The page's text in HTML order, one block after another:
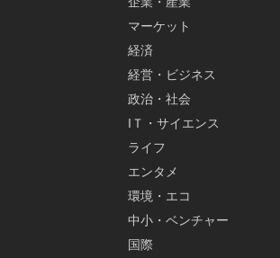
マーケット
経済
経営・ビジネス
政治・社会
IＴ・サイエンス
ライフ
エンタメ
環境・エコ
中小・ベンチャー
国際